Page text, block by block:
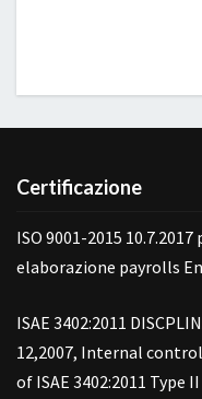
Certificazione
ISO 9001-2015
elaborazione payrolls
ISAE 3402:2011
12,2007, Internal
of ISAE 3402:2011